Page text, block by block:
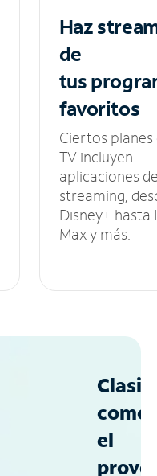
Haz
de
tus
favoritos
Ciertos planes
TV incluyen
aplicaciones
streaming,
Disney+ hasta
Max y más.
como
el